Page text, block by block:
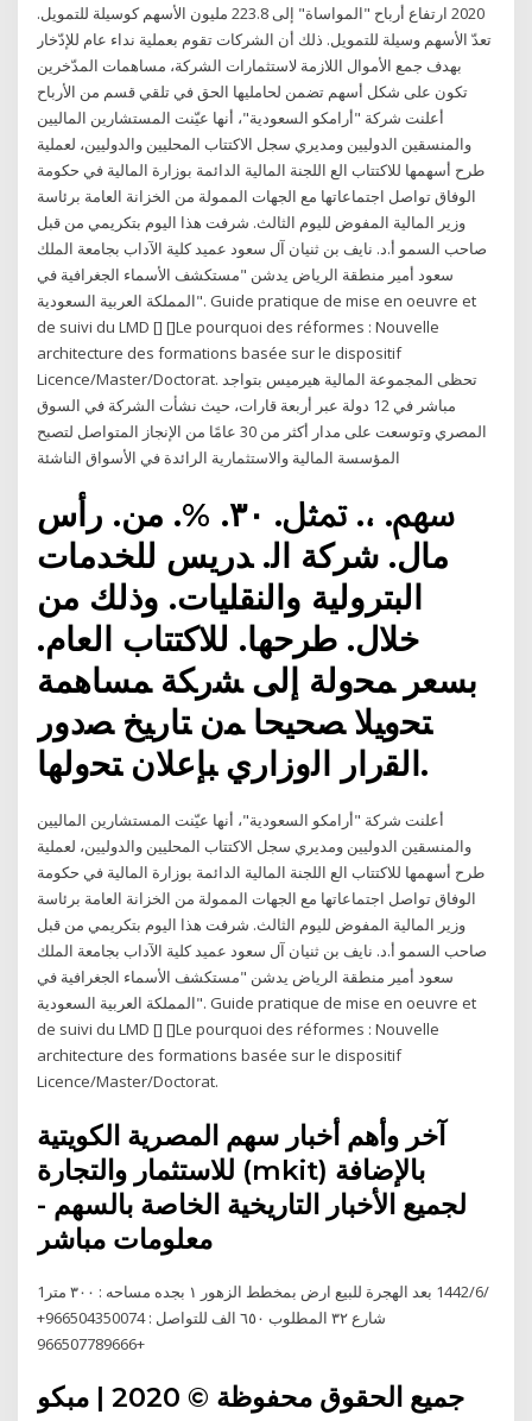
2020 ارتفاع أرباح "المواساة" إلى 223.8 مليون الأسهم كوسيلة للتمويل.
تعدّ الأسهم وسيلة للتمويل. ذلك أن الشركات تقوم بعملية نداء عام للإدّخار
بهدف جمع الأموال اللازمة لاستثمارات الشركة، مساهمات المدّخرين
تكون على شكل أسهم تضمن لحامليها الحق في تلقي قسم من الأرباح
أعلنت شركة "أرامكو السعودية"، أنها عيّنت المستشارين الماليين
والمنسقين الدوليين ومديري سجل الاكتتاب المحليين والدوليين، لعملية
طرح أسهمها للاكتتاب الع اللجنة المالية الدائمة بوزارة المالية في حكومة
الوفاق تواصل اجتماعاتها مع الجهات الممولة من الخزانة العامة برئاسة
وزير المالية المفوض لليوم الثالث. شرفت هذا اليوم بتكريمي من قبل
صاحب السمو أ.د. نايف بن ثنيان آل سعود عميد كلية الآداب بجامعة الملك
سعود أمير منطقة الرياض يدشن "مستكشف الأسماء الجغرافية في
المملكة العربية السعودية". Guide pratique de mise en oeuvre et
de suivi du LMD [] []Le pourquoi des réformes : Nouvelle
architecture des formations basée sur le dispositif
Licence/Master/Doctorat. تحظى المجموعة المالية هيرميس بتواجد
مباشر في 12 دولة عبر أربعة قارات، حيث نشأت الشركة في السوق
المصري وتوسعت على مدار أكثر من 30 عامًا من الإنجاز المتواصل لتصبح
المؤسسة المالية والاستثمارية الرائدة في الأسواق الناشئة
ﺳﻬﻢ. ،. ﲤﺜﻞ. ٣٠. %. ﻣﻦ. ﺭﺃﺱ
ﻣﺎﻝ. ﺷﺮﻛﺔ ﺍﻟ. ﺪﺭﻳﺲ ﻟﻠﺨﺪﻣﺎﺕ
ﺍﻟﺒﺘﺮﻭﻟﻴﺔ ﻭﺍﻟﻨﻘﻠﻴﺎﺕ. ﻭﺫﻟﻚ ﻣﻦ
ﺧﻼﻝ. ﻃﺮﺣﻬﺎ. ﻟﻼﻛﺘﺘﺎﺏ ﺍﻟﻌﺎﻡ.
ﺑﺴﻌﺮ ﻤﺤﻭﻟﺔ ﺇﻟﻰ ﺸﺭﻜﺔ ﻤﺴﺎﻫﻤﺔ
ﺘﺤﻭﻴﻼ ﺼﺤﻴﺤﺎ ﻤﻥ ﺘﺎﺭﻴﺦ ﺼﺩﻭﺭ
ﺍﻟﻘﺭﺍﺭ ﺍﻟﻭﺯﺍﺭﻱ ﺒﺈﻋﻼﻥ ﺘﺤﻭﻟﻬﺎ.
أعلنت شركة "أرامكو السعودية"، أنها عيّنت المستشارين الماليين
والمنسقين الدوليين ومديري سجل الاكتتاب المحليين والدوليين، لعملية
طرح أسهمها للاكتتاب الع اللجنة المالية الدائمة بوزارة المالية في حكومة
الوفاق تواصل اجتماعاتها مع الجهات الممولة من الخزانة العامة برئاسة
وزير المالية المفوض لليوم الثالث. شرفت هذا اليوم بتكريمي من قبل
صاحب السمو أ.د. نايف بن ثنيان آل سعود عميد كلية الآداب بجامعة الملك
سعود أمير منطقة الرياض يدشن "مستكشف الأسماء الجغرافية في
المملكة العربية السعودية". Guide pratique de mise en oeuvre et
de suivi du LMD [] []Le pourquoi des réformes : Nouvelle
architecture des formations basée sur le dispositif
Licence/Master/Doctorat.
آخر وأهم أخبار سهم المصرية الكويتية
للاستثمار والتجارة (mkit) بالإضافة
لجميع الأخبار التاريخية الخاصة بالسهم -
معلومات مباشر
1‏‏/6‏‏/1442 بعد الهجرة للبيع ارض بمخطط الزهور ١ بجده مساحه : ٣٠٠ متر
شارع ٣٢ المطلوب ٦٥٠ الف للتواصل : 966504350074+
966507789666+
جميع الحقوق محفوظة © 2020 | مبكو